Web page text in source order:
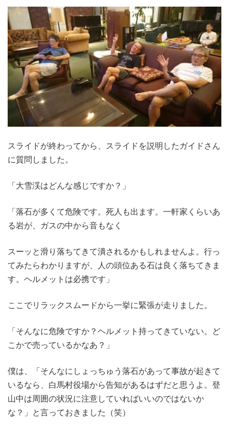
スライドが終わってから、スライドを説明したガイドさん
に質問しました。
「大雪渓はどんな感じですか？」
「落石が多くて危険です。死人も出ます。一軒家くらいあ
る岩が、ガスの中から音もなく
スーッと滑り落ちてきて潰されるかもしれませんよ。行っ
てみたらわかりますが、人の頭位ある石は良く落ちてきま
す。ヘルメットは必携です」
ここでリラックスムードから一挙に緊張が走りました。
「そんなに危険ですか？ヘルメット持ってきていない。ど
こかで売っているかなあ？」
僕は、「そんなにしょっちゅう落石があって事故が起きて
いるなら、白馬村役場から告知があるはずだと思うよ。登
山中は周囲の状況に注意していればいいのではないか
な？」と言っておきました（笑）